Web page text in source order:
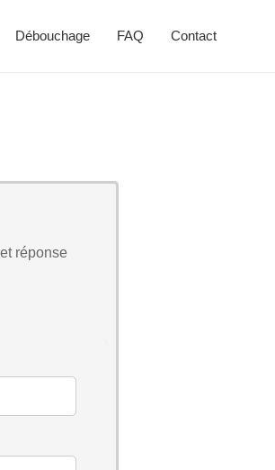
Débouchage FAQ Contact
réponse